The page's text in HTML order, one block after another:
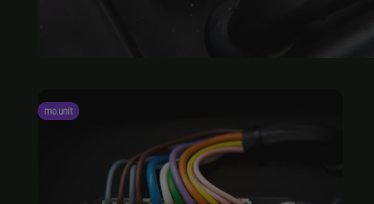
mo.unit